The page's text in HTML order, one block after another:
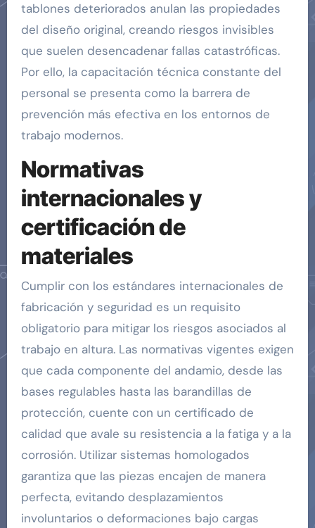
tablones deteriorados anulan las propiedades
del diseño original, creando riesgos invisibles
que suelen desencadenar fallas catastróficas.
Por ello, la capacitación técnica constante del
personal se presenta como la barrera de
prevención más efectiva en los entornos de
trabajo modernos.
Normativas
internacionales y
certificación de
materiales
Cumplir con los estándares internacionales de
fabricación y seguridad es un requisito
obligatorio para mitigar los riesgos asociados al
trabajo en altura. Las normativas vigentes exigen
que cada componente del andamio, desde las
bases regulables hasta las barandillas de
protección, cuente con un certificado de
calidad que avale su resistencia a la fatiga y a la
corrosión. Utilizar sistemas homologados
garantiza que las piezas encajen de manera
perfecta, evitando desplazamientos
involuntarios o deformaciones bajo cargas